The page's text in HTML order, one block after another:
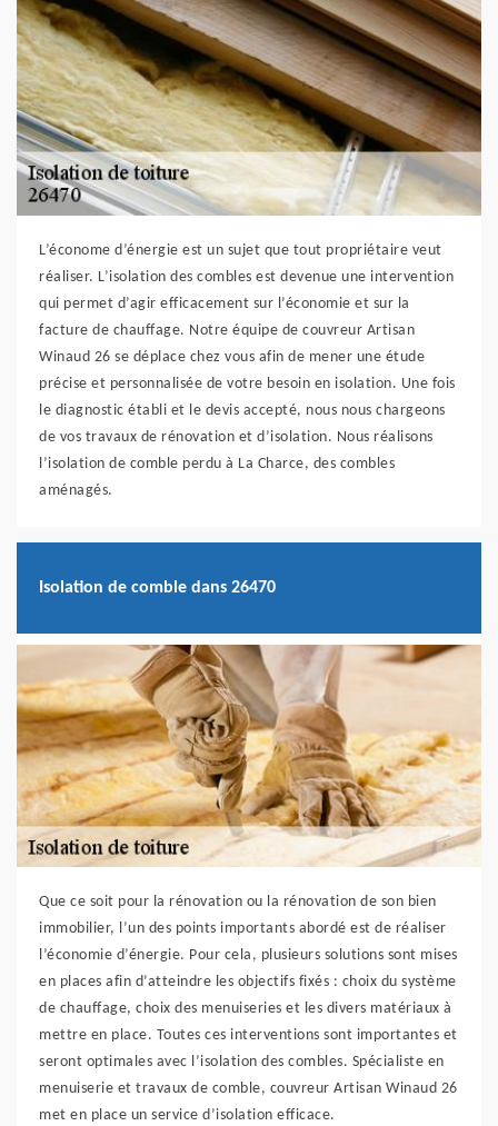
L’économe d’énergie est un sujet que tout propriétaire veut
réaliser. L’isolation des combles est devenue une intervention
qui permet d’agir efficacement sur l’économie et sur la
facture de chauffage. Notre équipe de couvreur Artisan
Winaud 26 se déplace chez vous afin de mener une étude
précise et personnalisée de votre besoin en isolation. Une fois
le diagnostic établi et le devis accepté, nous nous chargeons
de vos travaux de rénovation et d’isolation. Nous réalisons
l’isolation de comble perdu à La Charce, des combles
aménagés.
Isolation de comble dans 26470
Que ce soit pour la rénovation ou la rénovation de son bien
immobilier, l’un des points importants abordé est de réaliser
l’économie d’énergie. Pour cela, plusieurs solutions sont mises
en places afin d’atteindre les objectifs fixés : choix du système
de chauffage, choix des menuiseries et les divers matériaux à
mettre en place. Toutes ces interventions sont importantes et
seront optimales avec l’isolation des combles. Spécialiste en
menuiserie et travaux de comble, couvreur Artisan Winaud 26
met en place un service d’isolation efficace.